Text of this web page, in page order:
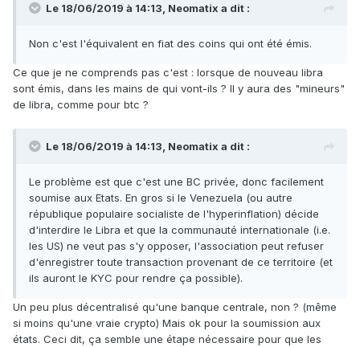
Le 18/06/2019 à 14:13, Neomatix a dit :
Non c'est l'équivalent en fiat des coins qui ont été émis.
Ce que je ne comprends pas c'est : lorsque de nouveau libra
sont émis, dans les mains de qui vont-ils ? Il y aura des "mineurs"
de libra, comme pour btc ?
Le 18/06/2019 à 14:13, Neomatix a dit :
Le problème est que c'est une BC privée, donc facilement
soumise aux Etats. En gros si le Venezuela (ou autre
république populaire socialiste de l'hyperinflation) décide
d'interdire le Libra et que la communauté internationale (i.e.
les US) ne veut pas s'y opposer, l'association peut refuser
d'enregistrer toute transaction provenant de ce territoire (et
ils auront le KYC pour rendre ça possible).
Un peu plus décentralisé qu'une banque centrale, non ? (même
si moins qu'une vraie crypto) Mais ok pour la soumission aux
états. Ceci dit, ça semble une étape nécessaire pour que les